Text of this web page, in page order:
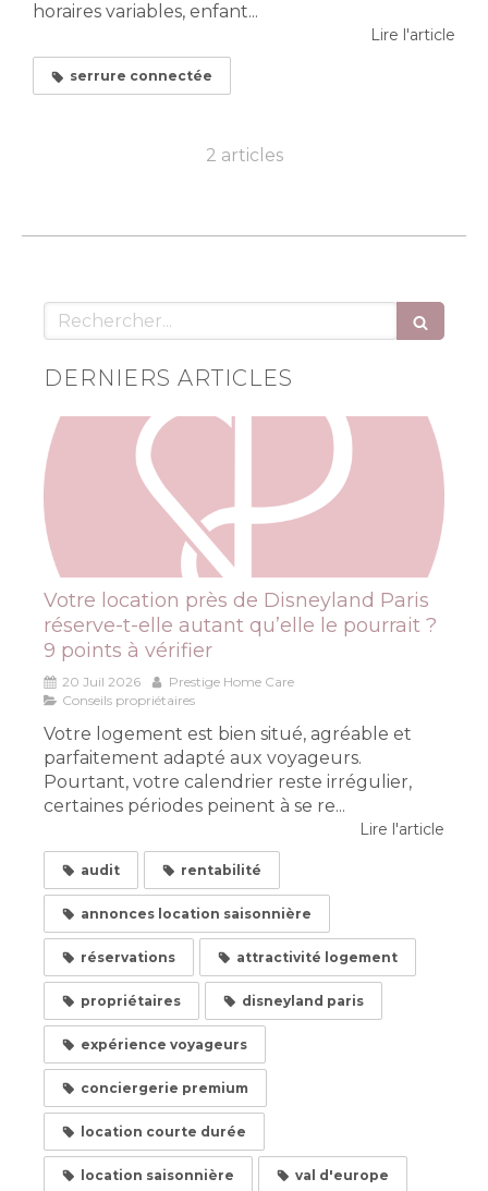
horaires variables, enfant...
Lire l'article
serrure connectée
2 articles
Rechercher
DERNIERS ARTICLES
Votre location près de Disneyland Paris
réserve-t-elle autant qu’elle le pourrait ?
9 points à vérifier
20 Juil 2026
Prestige Home Care
Conseils propriétaires
Votre logement est bien situé, agréable et
parfaitement adapté aux voyageurs.
Pourtant, votre calendrier reste irrégulier,
certaines périodes peinent à se re...
Lire l'article
audit rentabilité
annonces location saisonnière
réservations attractivité logement
propriétaires disneyland paris
expérience voyageurs
conciergerie premium
location courte durée
location saisonnière val d'europe